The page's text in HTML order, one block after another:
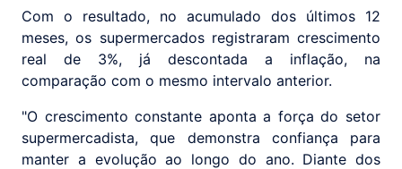
Com o resultado, no acumulado dos últimos 12
meses, os supermercados registraram crescimento
real de 3%, já descontada a inflação, na
comparação com o mesmo intervalo anterior.
"O crescimento constante aponta a força do setor
supermercadista, que demonstra confiança para
manter a evolução ao longo do ano. Diante dos